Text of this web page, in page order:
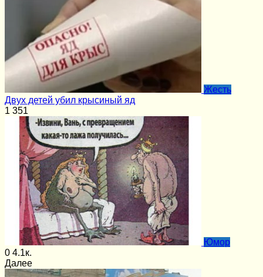
Жесть
Двух детей убил крысиный яд
1 351
Юмор
0 4.1к.
Далее